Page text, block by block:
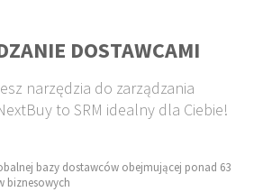
DOSTAWCAMI
narzędzia do zarządzania
to SRM idealny dla Ciebie!
bazy dostawców obejmującej ponad 63
biznesowych